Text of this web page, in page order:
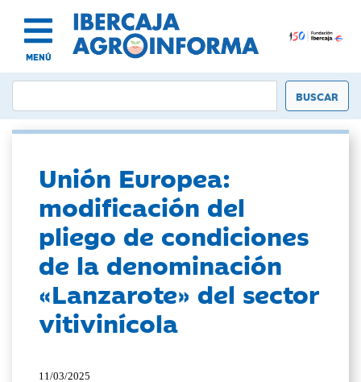
MENÚ
Unión Europea:
modificación del
pliego de condiciones
de la denominación
«Lanzarote» del sector
vitivinícola
11/03/2025